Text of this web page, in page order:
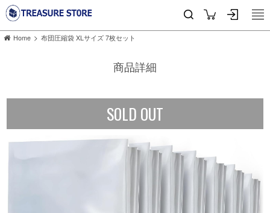
Home > 布団圧縮袋 XLサイズ 7枚セット
商品詳細
SOLD OUT